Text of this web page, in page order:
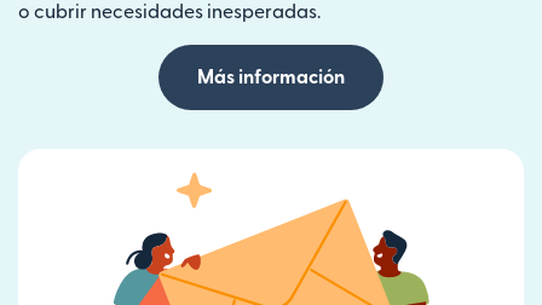
o cubrir necesidades inesperadas.
Más información